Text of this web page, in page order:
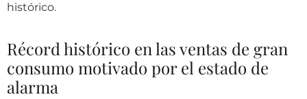
histórico.
Récord histórico en las ventas de gran
consumo motivado por el estado de
alarma